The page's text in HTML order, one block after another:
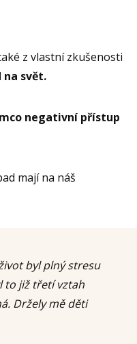
z vlastní zkušenosti
svět.
negativní přístup
mají na náš
byl plný stresu
to již třetí vztah
Držely mě děti